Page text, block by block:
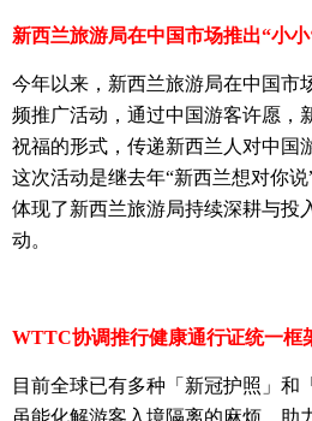
新西兰旅游局在中国市场推出“小小
今年以来，新西兰旅游局在中国市
频推广活动，通过中国游客许愿，
祝福的形式，传递新西兰人对中国
这次活动是继去年“新西兰想对你说
体现了新西兰旅游局持续深耕与投
动。
WTTC协调推行健康通行证统一框
目前全球已有多种「新冠护照」和